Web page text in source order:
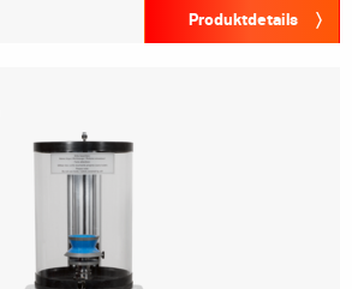
Produktdetails